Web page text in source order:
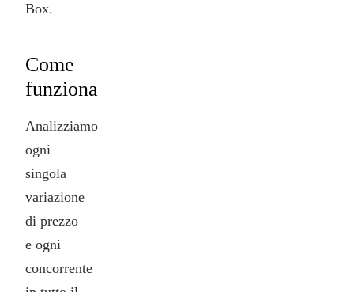
Box.
Come
funziona
Analizziamo
ogni
singola
variazione
di prezzo
e ogni
concorrente